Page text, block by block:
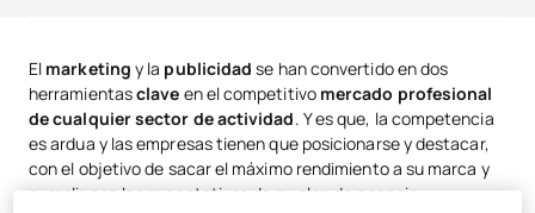
Dónde estudiar marketing y publicidad
El marketing y la publicidad se han convertido en dos
herramientasclave en el competitivo mercado profesional
de cualquier sector de actividad. Y es que, la competencia
es ardua y las empresas tienen que posicionarse y destacar,
con el objetivo de sacar el máximo rendimiento a su marca y
cumplir con las expectativas de su plan de negocio.